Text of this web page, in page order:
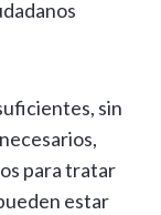
sin
para tratar
estar